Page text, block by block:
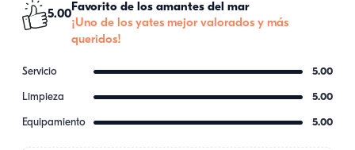
5.00
Favorito de los amantes del mar
¡Uno de los yates mejor valorados y más
queridos!
Servicio 5.00
Limpieza 5.00
Equipamiento 5.00